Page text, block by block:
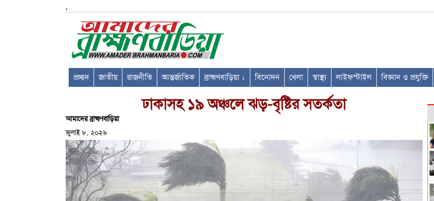
,
প্রচ্ছদ জাতীয় রাজনীতি আন্তর্জাতিক ব্রাহ্মণবাড়িয়া ↓ বিনোদন খেলা স্বাস্থ্য লাইফস্টাইল বিজ্ঞান ও প্রযুক্তি
ঢাকাসহ ১৯ অঞ্চলে ঝড়-বৃষ্টির সতর্কতা
আমাদের ব্রাহ্মণবাড়িয়া
জুলাই ৮, ২০২৬